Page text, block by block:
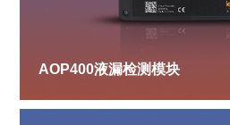
AOP400液漏检测模块